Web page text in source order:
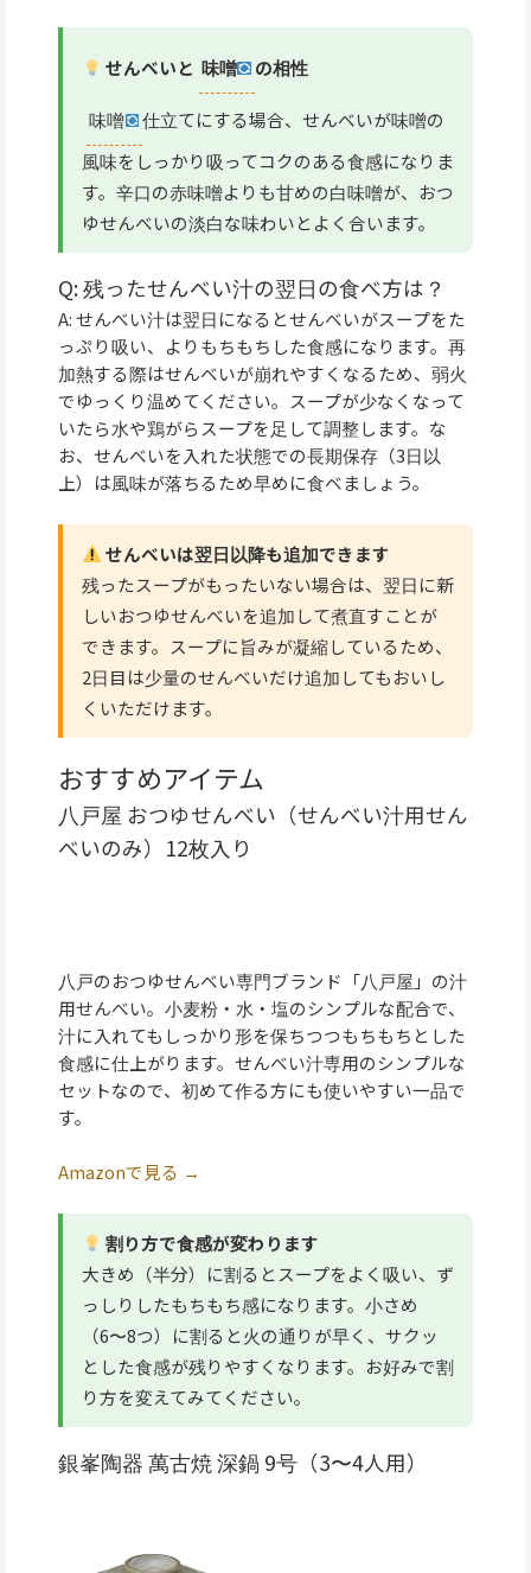
せんべいと 味噌 の相性
味噌
仕立てにする場合、せんべいが味噌の
風味をしっかり吸ってコクのある食感になりま
す。辛口の赤味噌よりも甘めの白味噌が、おつ
ゆせんべいの淡白な味わいとよく合います。
Q: 残ったせんべい汁の翌日の食べ方は？
A: せんべい汁は翌日になるとせんべいがスープをた
っぷり吸い、よりもちもちした食感になります。再
加熱する際はせんべいが崩れやすくなるため、弱火
でゆっくり温めてください。スープが少なくなって
いたら水や鶏がらスープを足して調整します。な
お、せんべいを入れた状態での長期保存（3日以
上）は風味が落ちるため早めに食べましょう。
せんべいは翌日以降も追加できます
残ったスープがもったいない場合は、翌日に新
しいおつゆせんべいを追加して煮直すことが
できます。スープに旨みが凝縮しているため、
2日目は少量のせんべいだけ追加してもおいし
くいただけます。
おすすめアイテム
八戸屋 おつゆせんべい（せんべい汁用せん
べいのみ）12枚入り
八戸のおつゆせんべい専門ブランド「八戸屋」の汁
用せんべい。小麦粉・水・塩のシンプルな配合で、
汁に入れてもしっかり形を保ちつつもちもちとした
食感に仕上がります。せんべい汁専用のシンプルな
セットなので、初めて作る方にも使いやすい一品で
す。
Amazonで見る →
割り方で食感が変わります
大きめ（半分）に割るとスープをよく吸い、ず
っしりしたもちもち感になります。小さめ
（6〜8つ）に割ると火の通りが早く、サクッ
とした食感が残りやすくなります。お好みで割
り方を変えてみてください。
銀峯陶器 萬古焼 深鍋 9号（3〜4人用）